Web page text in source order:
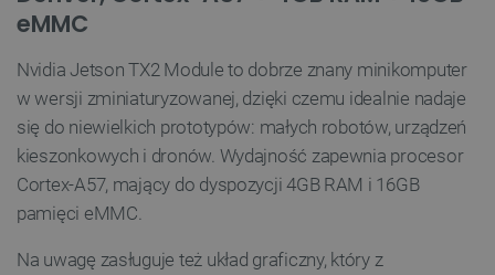
eMMC
Nvidia Jetson TX2 Module to dobrze znany minikomputer
w wersji zminiaturyzowanej, dzięki czemu idealnie nadaje
się do niewielkich prototypów: małych robotów, urządzeń
kieszonkowych i dronów. Wydajność zapewnia procesor
Cortex-A57, mający do dyspozycji 4GB RAM i 16GB
pamięci eMMC.
Na uwagę zasługuje też układ graficzny, który z